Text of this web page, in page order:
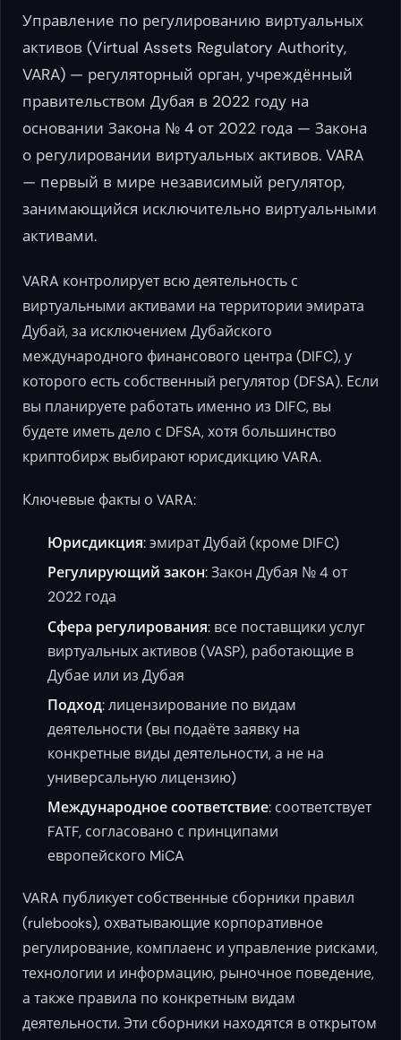
Управление по регулированию виртуальных
активов (Virtual Assets Regulatory Authority,
VARA) — регуляторный орган, учреждённый
правительством Дубая в 2022 году на
основании Закона № 4 от 2022 года — Закона
о регулировании виртуальных активов. VARA
— первый в мире независимый регулятор,
занимающийся исключительно виртуальными
активами.
VARA контролирует всю деятельность с
виртуальными активами на территории эмирата
Дубай, за исключением Дубайского
международного финансового центра (DIFC), у
которого есть собственный регулятор (DFSA). Если
вы планируете работать именно из DIFC, вы
будете иметь дело с DFSA, хотя большинство
криптобирж выбирают юрисдикцию VARA.
Ключевые факты о VARA:
Юрисдикция: эмират Дубай (кроме DIFC)
Регулирующий закон: Закон Дубая № 4 от
2022 года
Сфера регулирования: все поставщики услуг
виртуальных активов (VASP), работающие в
Дубае или из Дубая
Подход: лицензирование по видам
деятельности (вы подаёте заявку на
конкретные виды деятельности, а не на
универсальную лицензию)
Международное соответствие: соответствует
FATF, согласовано с принципами
европейского MiCA
VARA публикует собственные сборники правил
(rulebooks), охватывающие корпоративное
регулирование, комплаенс и управление рисками,
технологии и информацию, рыночное поведение,
а также правила по конкретным видам
деятельности. Эти сборники находятся в открытом